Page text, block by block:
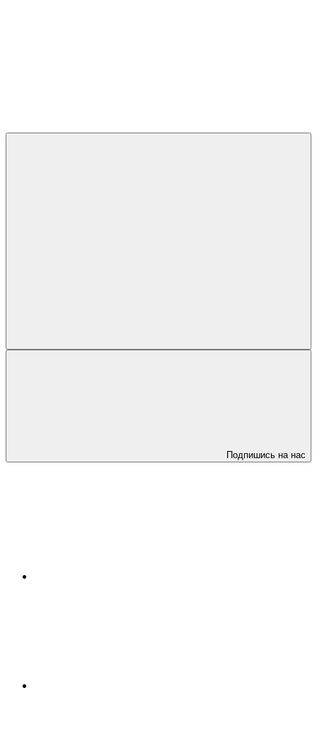
Подпишись на нас